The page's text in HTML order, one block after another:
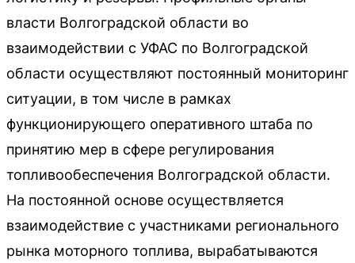
власти Волгоградской области во
взаимодействии с УФАС по Волгоградской
области осуществляют постоянный мониторинг
ситуации, в том числе в рамках
функционирующего оперативного штаба по
принятию мер в сфере регулирования
топливообеспечения Волгоградской области.
На постоянной основе осуществляется
взаимодействие с участниками регионального
рынка моторного топлива, вырабатываются